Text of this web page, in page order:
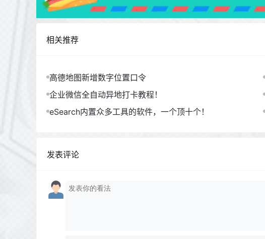
相关推荐
高德地图新增数字位置口令
企业微信全自动异地打卡教程！
eSearch内置众多工具的软件，一个顶十个！
发表评论